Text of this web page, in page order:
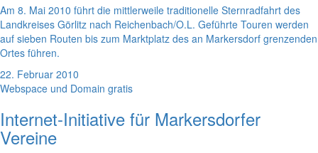
Am 8. Mai 2010 führt die mittlerweile traditionelle Sternradfahrt des
Landkreises Görlitz nach Reichenbach/O.L. Geführte Touren werden
auf sieben Routen bis zum Marktplatz des an Markersdorf grenzenden
Ortes führen.
22. Februar 2010
Webspace und Domain gratis
Internet-Initiative für Markersdorfer
Vereine